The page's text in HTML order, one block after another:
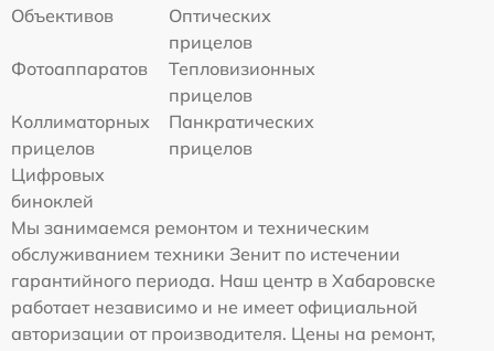
Объективов
Оптических
прицелов
Фотоаппаратов
Тепловизионных
прицелов
Коллиматорных
прицелов
Панкратических
прицелов
Цифровых
биноклей
Мы занимаемся ремонтом и техническим
обслуживанием техники Зенит по истечении
гарантийного периода. Наш центр в Хабаровске
работает независимо и не имеет официальной
авторизации от производителя. Цены на ремонт,